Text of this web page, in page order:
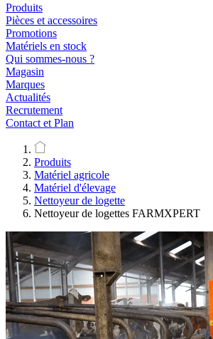
Produits
Pièces et accessoires
Promotions
Matériels en stock
Qui sommes-nous ?
Magasin
Marques
Actualités
Recrutement
Contact et Plan
Produits
Matériel agricole
Matériel d'élevage
Nettoyeur de logette
Nettoyeur de logettes FARMXPERT